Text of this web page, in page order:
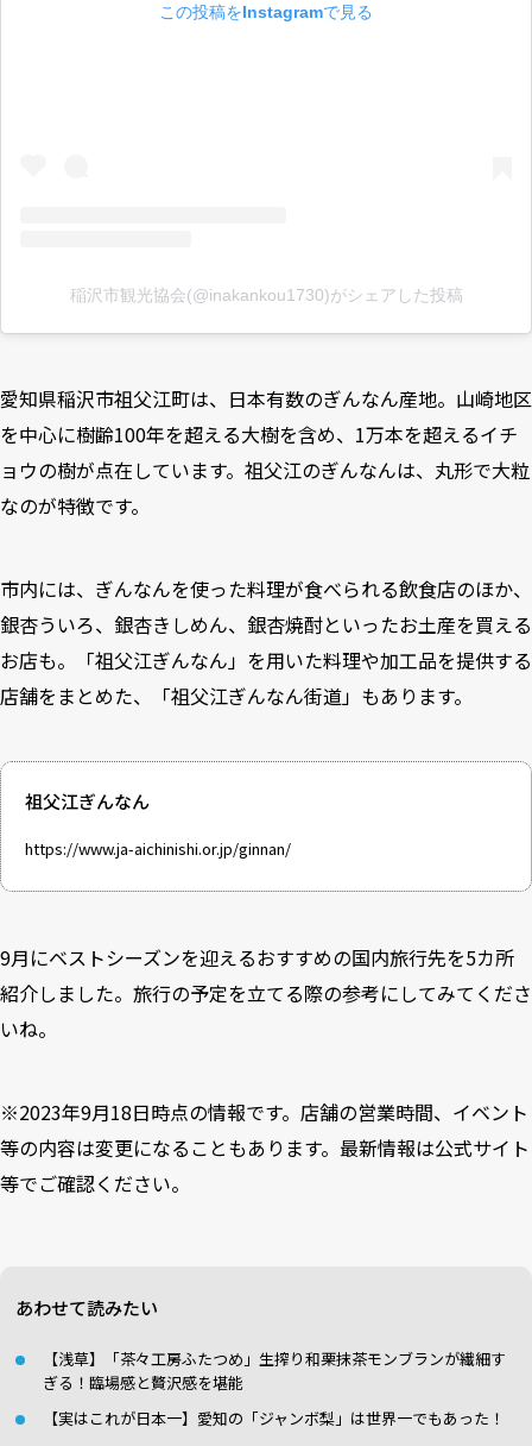
この投稿をInstagramで見る
稲沢市観光協会(@inakankou1730)がシェアした投稿
愛知県稲沢市祖父江町は、日本有数のぎんなん産地。山崎地区
を中心に樹齢100年を超える大樹を含め、1万本を超えるイチ
ョウの樹が点在しています。祖父江のぎんなんは、丸形で大粒
なのが特徴です。
市内には、ぎんなんを使った料理が食べられる飲食店のほか、
銀杏ういろ、銀杏きしめん、銀杏焼酎といったお土産を買える
お店も。「祖父江ぎんなん」を用いた料理や加工品を提供する
店舗をまとめた、「祖父江ぎんなん街道」もあります。
祖父江ぎんなん
https://www.ja-aichinishi.or.jp/ginnan/
9月にベストシーズンを迎えるおすすめの国内旅行先を5カ所
紹介しました。旅行の予定を立てる際の参考にしてみてくださ
いね。
※2023年9月18日時点の情報です。店舗の営業時間、イベント
等の内容は変更になることもあります。最新情報は公式サイト
等でご確認ください。
あわせて読みたい
【浅草】「茶々工房ふたつめ」生搾り和栗抹茶モンブランが繊細す
ぎる！臨場感と贅沢感を堪能
【実はこれが日本一】愛知の「ジャンボ梨」は世界一でもあった！